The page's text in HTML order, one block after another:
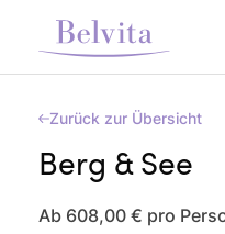
Zurück zur Übersicht
Berg & See
Ab 608,00 € pro